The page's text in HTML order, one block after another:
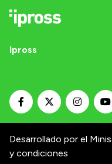
Ipross
Desarrollado por el
y condiciones